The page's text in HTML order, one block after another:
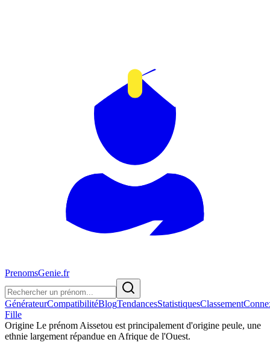
PrenomsGenie.fr
GénérateurCompatibilitéBlogTendancesStatistiquesClassement
Fille
Origine Le prénom Aissetou est principalement d'origine peule, une
ethnie largement répandue en Afrique de l'Ouest.